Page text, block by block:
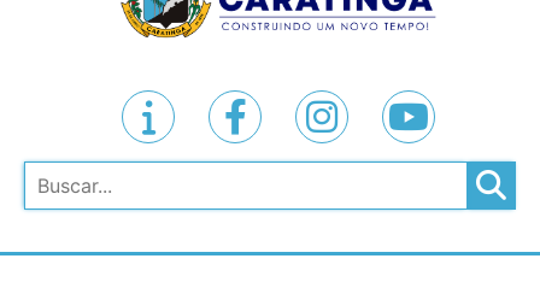
Pesquisar